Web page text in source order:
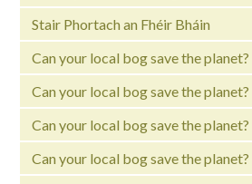
Stair Phortach an Fhéir Bháin
Can your local bog save the planet?
Can your local bog save the planet?
Can your local bog save the planet?
Can your local bog save the planet?